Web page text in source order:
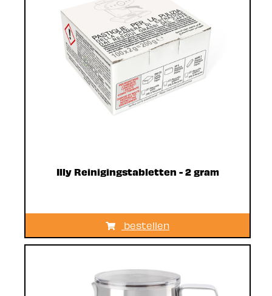
Illy Reinigingstabletten - 2 gram
bestellen